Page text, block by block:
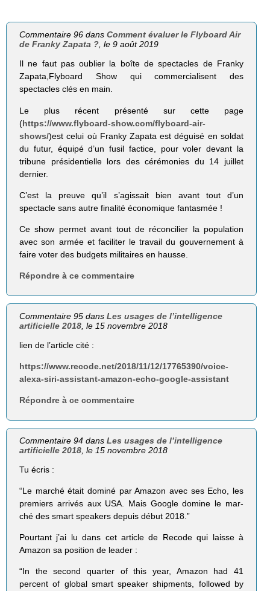
Commentaire 96 dansComment évaluer le Flyboard Air
de Franky Zapata ?, le 9 août 2019
Il ne faut pas oublier la boîte de spectacles de Franky
Zapata,Flyboard Show qui commercialisent des
spectacles clés en main.
Le plus récent présenté sur cette page
(https://www.flyboard-show.com/flyboard-air-
shows/)est celui où Franky Zapata est déguisé en soldat
du futur, équipé d’un fusil factice, pour voler devant la
tribune présidentielle lors des cérémonies du 14 juillet
dernier.
C’est la preuve qu’il s’agissait bien avant tout d’un
spectacle sans autre finalité économique fantasmée !
Ce show permet avant tout de réconcilier la population
avec son armée et faciliter le travail du gouvernement à
faire voter des budgets militaires en hausse.
Répondre à ce commentaire
Commentaire 95 dansLes usages de l’intelligence
artificielle 2018 , le 15 novembre 2018
lien de l’article cité :
https://www.recode.net/2018/11/12/17765390/voice-
alexa-siri-assistant-amazon-echo-google-assistant
Répondre à ce commentaire
Commentaire 94 dansLes usages de l’intelligence
artificielle 2018 , le 15 novembre 2018
Tu écris :
“Le marché était dominé par Amazon avec ses Echo, les
premiers arrivés aux USA. Mais Google domine le mar-
ché des smart speakers depuis début 2018.”
Pourtant j’ai lu dans cet article de Recode qui laisse à
Amazon sa position de leader :
“In the second quarter of this year, Amazon had 41
percent of global smart speaker shipments, followed by